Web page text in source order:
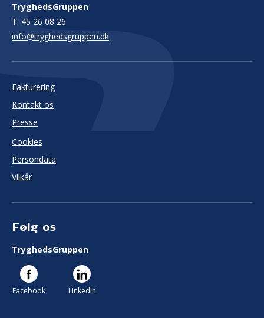
TryghedsGruppen
T: 45 26 08 26
info@tryghedsgruppen.dk
Fakturering
Kontakt os
Presse
Cookies
Persondata
Vilkår
Følg os
TryghedsGruppen
Facebook LinkedIn